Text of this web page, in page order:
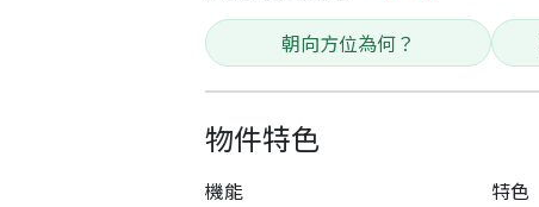
朝向方位為何？
物件特色
機能 特色